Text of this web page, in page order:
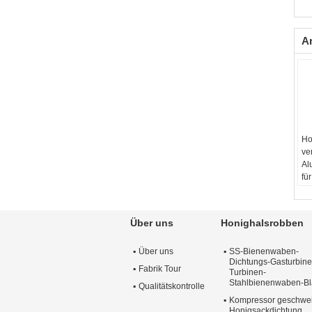
Über uns
Über uns
Fabrik Tour
Qualitätskontrolle
Honighalsrobben
SS-Bienenwaben-
Dichtungs-
Turbinen-
Stahlbienenwaben-
Kompressor